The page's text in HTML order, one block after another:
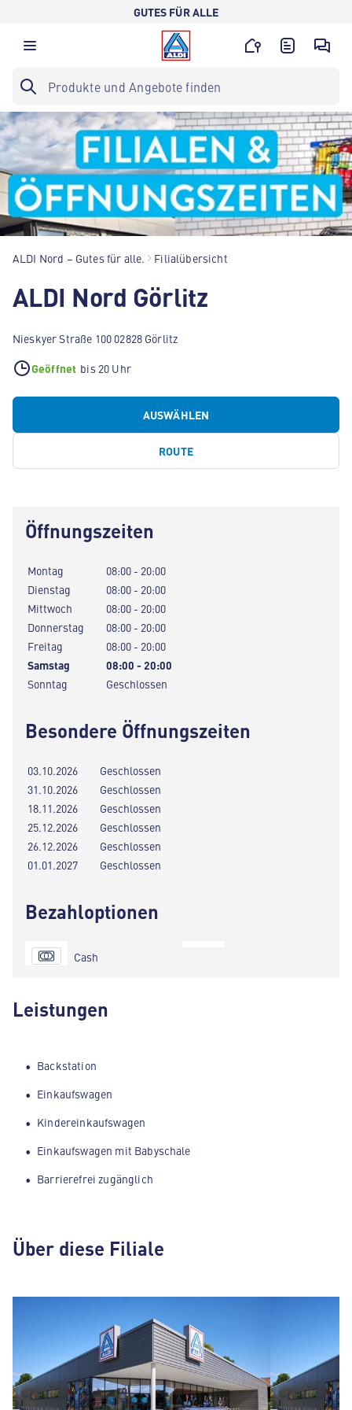
GUTES FÜR ALLE
ALDI Nord – Gutes für alle. Filialübersicht
ALDI Nord Görlitz
Nieskyer Straße 100 02828 Görlitz
Geöffnet bis 20 Uhr
AUSWÄHLEN
ROUTE
Öffnungszeiten
Montag
08:00 - 20:00
Dienstag
08:00 - 20:00
Mittwoch
08:00 - 20:00
Donnerstag
08:00 - 20:00
Freitag
08:00 - 20:00
Samstag
08:00 - 20:00
Sonntag
Geschlossen
Besondere Öffnungszeiten
03.10.2026
Geschlossen
31.10.2026
Geschlossen
18.11.2026
Geschlossen
25.12.2026
Geschlossen
26.12.2026
Geschlossen
01.01.2027
Geschlossen
Bezahloptionen
Cash
Leistungen
Backstation
Einkaufswagen
Kindereinkaufswagen
Einkaufswagen mit Babyschale
Barrierefrei zugänglich
Über diese Filiale